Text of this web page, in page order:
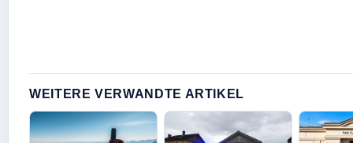
WEITERE VERWANDTE ARTIKEL